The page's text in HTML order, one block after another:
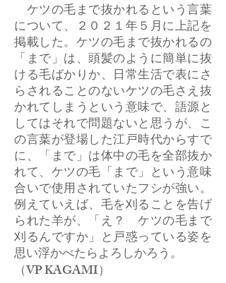
ケツの毛まで抜かれるという言葉
について、２０２１年５月に上記を
掲載した。ケツの毛まで抜かれるの
「まで」は、頭髪のように簡単に抜
ける毛ばかりか、日常生活で表にさ
らされることのないケツの毛さえ抜
かれてしまうという意味で、語源と
してはそれで問題ないと思うが、こ
の言葉が登場した江戸時代からすで
に、「まで」は体中の毛を全部抜か
れて、ケツの毛「まで」という意味
合いで使用されていたフシが強い。
例えていえば、毛を刈ることを告げ
られた羊が、「え？ ケツの毛まで
刈るんですか」と戸惑っている姿を
思い浮かべたらよろしかろう。
（VP KAGAMI）